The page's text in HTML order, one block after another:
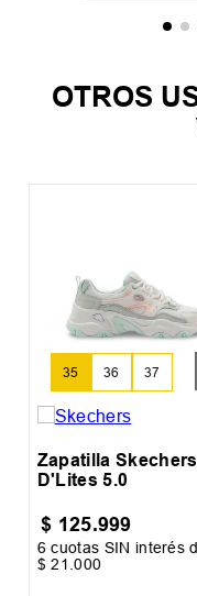
OTROS
35 36 37
Zapatilla Skechers
D'Lites 5.0
$ 125.999
6 cuotas SIN interés
$ 21.000